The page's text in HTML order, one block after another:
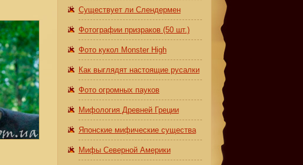
Существует ли Слендермен
Фотографии призраков (50 шт.)
Фото кукол Monster High
Как выглядят настоящие русалки
Фото огромных пауков
Мифология Древней Греции
Японские мифические существа
Мифы Северной Америки